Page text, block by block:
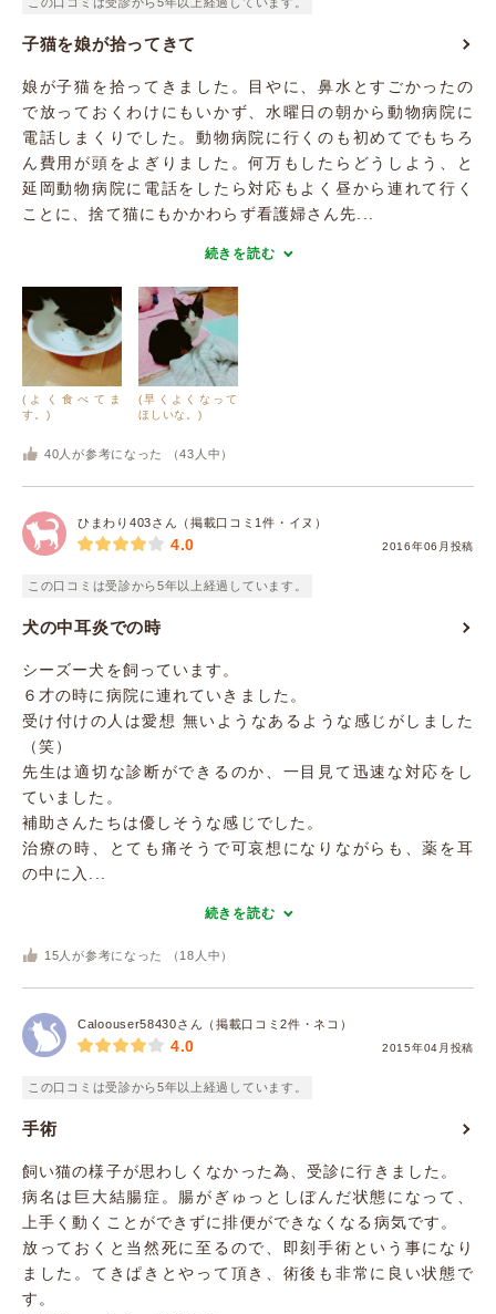
子猫を娘が拾ってきて
娘が子猫を拾ってきました。目やに、鼻水とすごかったの
で放っておくわけにもいかず、水曜日の朝から動物病院に
電話しまくりでした。動物病院に行くのも初めてでもちろ
ん費用が頭をよぎりました。何万もしたらどうしよう、と
延岡動物病院に電話をしたら対応もよく昼から連れて行く
ことに、捨て猫にもかかわらず看護婦さん先...
続きを読む
(よく食べてま
す。)
(早くよくなって
ほしいな。)
40 人が参考になった （43 人中）
ひまわり403さん（掲載口コミ1件・イヌ）
2016年06月投稿
4.0
この口コミは受診から5年以上経過しています。
犬の中耳炎での時
シーズー犬を飼っています。
６才の時に病院に連れていきました。
受け付けの人は愛想 無いようなあるような感じがしました
（笑）
先生は適切な診断ができるのか、一目見て迅速な対応をし
ていました。
補助さんたちは優しそうな感じでした。
治療の時、とても痛そうで可哀想になりながらも、薬を耳
の中に入...
続きを読む
15 人が参考になった （ 18 人中）
Caloouser58430さん（掲載口コミ2件・ネコ）
2015年04月投稿
4.0
この口コミは受診から5年以上経過しています。
手術
飼い猫の様子が思わしくなかった為、受診に行きました。
病名は巨大結腸症。腸がぎゅっとしぼんだ状態になって、
上手く動くことができずに排便ができなくなる病気です。
放っておくと当然死に至るので、即刻手術という事になり
ました。てきぱきとやって頂き、術後も非常に良い状態で
す。